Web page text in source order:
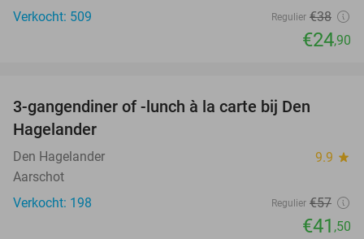
Verkocht: 509
Regulier €38
€24,90
3-gangendiner of -lunch à la carte bij Den
Hagelander
Den Hagelander 9.9 star
Aarschot
Verkocht: 198
Regulier €57
€41 ,50